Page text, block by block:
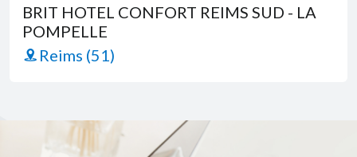
BRIT HOTEL CONFORT REIMS SUD - LA
POMPELLE
Reims (51)